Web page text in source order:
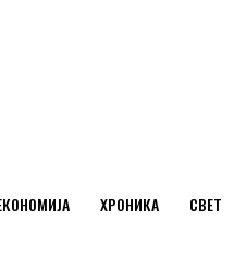
ХРОНИКА СВЕТ